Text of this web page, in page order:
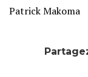
Patrick Makoma